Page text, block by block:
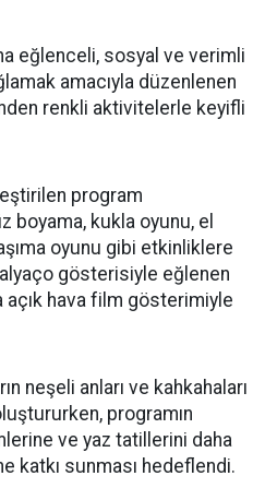
eğlenceli, sosyal ve verimli
amacıyla düzenlenen
renkli aktivitelerle keyifli
program
boyama, kukla oyunu, el
oyunu gibi etkinliklere
gösterisiyle eğlenen
hava film gösterimiyle
neşeli anları ve kahkahaları
programın
ve yaz tatillerini daha
katkı sunması hedeflendi.